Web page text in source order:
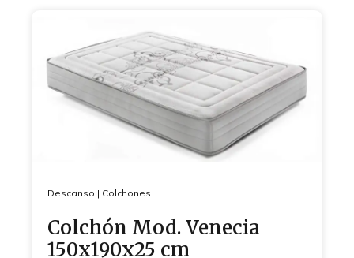
Descanso | Colchones
Colchón Mod. Venecia
150x190x25 cm